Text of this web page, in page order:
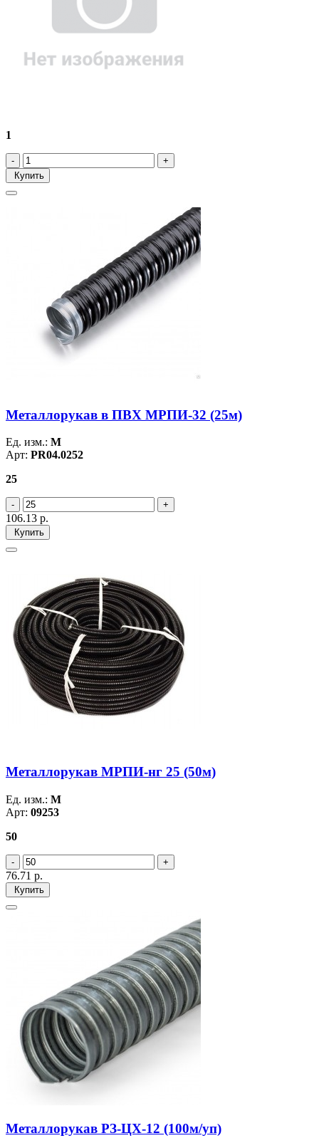
1
Купить
Металлорукав в ПВХ МРПИ-32 (25м)
Ед. изм.: М
Арт: PR04.0252
25
106.13 р.
Купить
Металлорукав МРПИ-нг 25 (50м)
Ед. изм.: М
Арт: 09253
50
76.71 р.
Купить
Металлорукав РЗ-ЦХ-12 (100м/уп)